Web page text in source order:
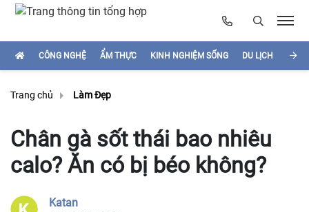
CÔNG NGHỆ ẨM THỰC KINH NGHIỆM SỐNG DU LỊCH
Trang chủ Làm Đẹp
Chân gà sốt thái bao nhiêu
calo? Ăn có bị béo không?
Katan